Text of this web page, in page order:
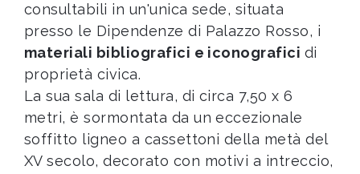
consultabili in un'unica sede, situata
presso le Dipendenze di Palazzo Rosso, i
materiali bibliografici e iconografici di
proprietà civica.
La sua sala di lettura, di circa 7,50 x 6
metri, è sormontata da un eccezionale
soffitto ligneo a cassettoni della metà del
XV secolo, decorato con motivi a intreccio,